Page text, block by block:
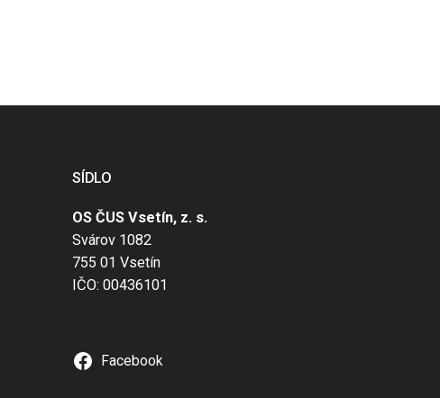
SÍDLO
OS ČUS Vsetín, z. s.
Svárov 1082
755 01 Vsetín
IČO: 00436101
Facebook